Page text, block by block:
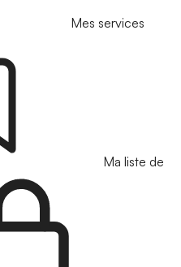
Mes services
Ma liste de